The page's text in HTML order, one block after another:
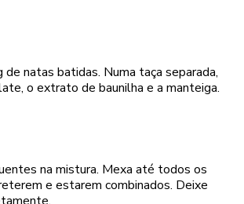
natas batidas. Numa taça separada,
o extrato de baunilha e a manteiga.
na mistura. Mexa até todos os
e estarem combinados. Deixe